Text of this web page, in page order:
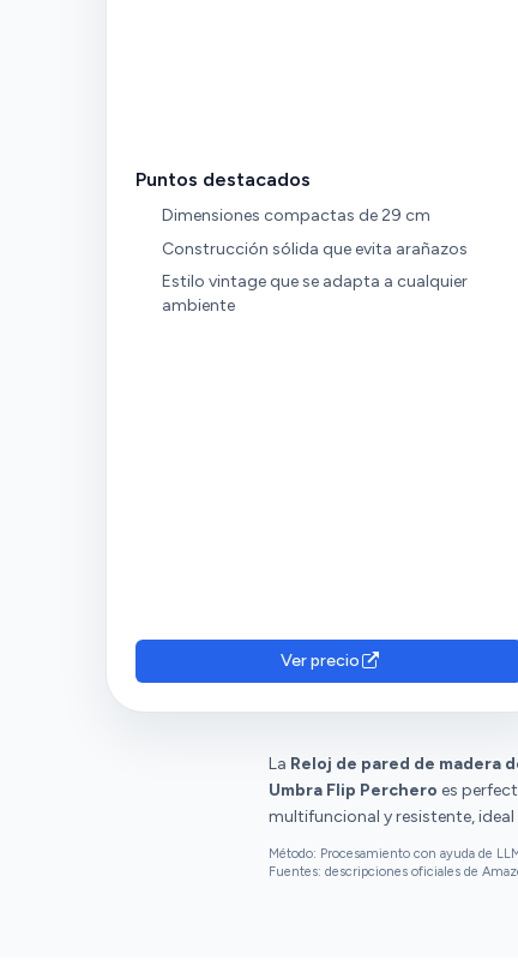
Puntos destacados
Dimensiones compactas de 29 cm
Construcción sólida que evita arañazos
Estilo vintage que se adapta a cualquier
ambiente
Ver precio
La Reloj de pared de madera
Umbra Flip Perchero es
multifuncional y resistente,
Método: Procesamiento con ayuda de
Fuentes: descripciones oficiales de